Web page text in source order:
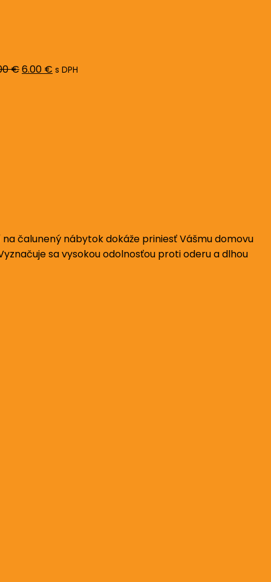
€8.00 €.
6.00 € 6.00 €.
s DPH
čalunený nábytok dokáže priniesť Vášmu domovu
sa vysokou odolnosťou proti oderu a dlhou